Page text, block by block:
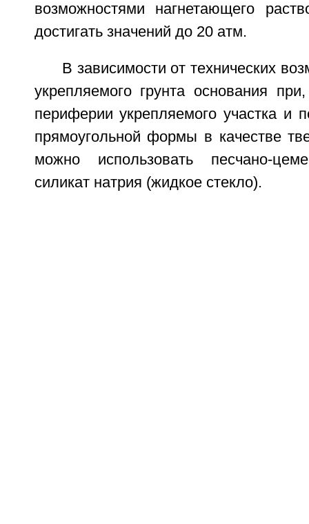
возможностями нагнетающего
достигать значений до 20 атм.
В зависимости от технических
укрепляемого грунта основания
периферии укрепляемого участка и
прямоугольной формы в качестве
можно использовать песчано-
силикат натрия (жидкое стекло).